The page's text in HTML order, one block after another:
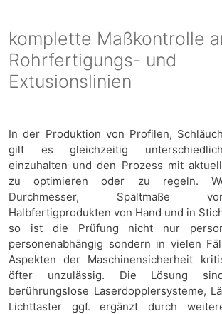
komplette Maßkontrolle
Rohrfertigungs- und
Extusionslinien
In der Produktion von Profilen,
gilt es gleichzeitig
einzuhalten und den Prozess mit
zu optimieren oder zu regeln.
Durchmesser, Spaltmaße
Halbfertigprodukten von Hand und in
so ist die Prüfung nicht nur
personenabhängig sondern in vielen
Aspekten der Maschinensicherheit
öfter unzulässig. Die Lösung
berührungslose Laserdopplersysteme,
Lichttaster ggf. ergänzt durch